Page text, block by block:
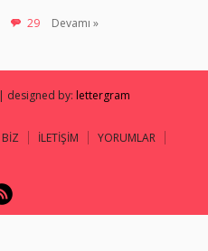
29 Devamı »
designed by: lettergram
BİZ İLETİŞİM
YORUMLAR